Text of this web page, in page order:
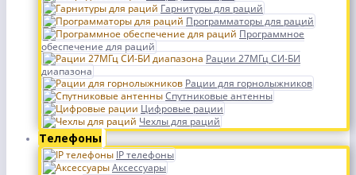
Гарнитуры для раций
Программаторы для раций
Программное
обеспечение для раций
Рации 27МГц СИ-БИ
диапазона
Рации для горнолыжников
Спутниковые антенны
Цифровые рации
Чехлы для раций
Телефоны
IP телефоны
Аксессуары